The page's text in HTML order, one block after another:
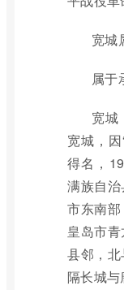
宽城
属于
宽城
宽城，
得名，
满族自
市东南
皇岛市
县邻，
隔长城与